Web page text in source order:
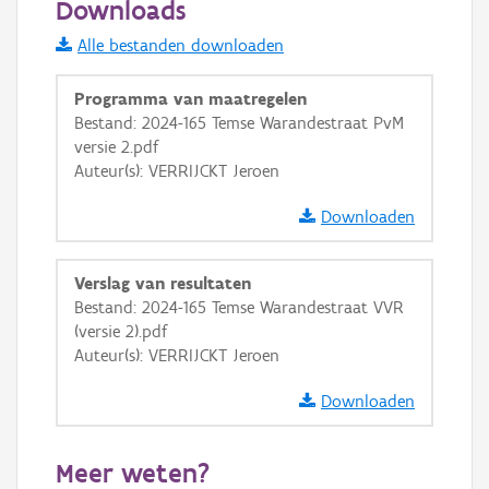
Informatie Vlaanderen
i
+
Basis Lagen
OSM-Basiskaart
GRB-Basiskaart
GRB-Basiskaart in grijswaarden
Downloads
Alle bestanden downloaden
Programma van maatregelen
Bestand: 2024-165 Temse Warandestraat PvM
versie 2.pdf
Auteur(s): VERRIJCKT Jeroen
Downloaden
Verslag van resultaten
Bestand: 2024-165 Temse Warandestraat VVR
(versie 2).pdf
Auteur(s): VERRIJCKT Jeroen
Downloaden
Meer weten?